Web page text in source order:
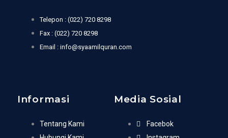
Telepon : (022) 720 8298
Fax : (022) 720 8298
Email : info@syaamilquran.com
Informasi
Tentang Kami
Media Sosial
Facebok